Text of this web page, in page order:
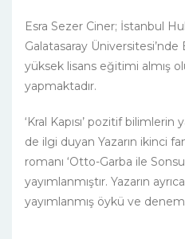
Esra Sezer Ciner; İstanbul
Galatasaray
yüksek lisans eğitimi almış
yapmaktadır.
‘Kral Kapısı’ pozitif
de ilgi duyan Yazarın ikinci
romanı ‘Otto-Garba ile
yayımlanmıştır. Yazarın
yayımlanmış öykü ve